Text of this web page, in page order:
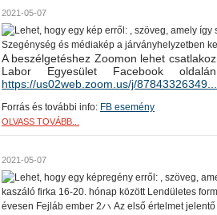
2021-05-07
A beszélgetéshez Zoomon lehet
Labor Egyesület Facebook
https://us02web.zoom.us/j/87843326349...
Forrás és további info: FB esemény
OLVASS TOVÁBB...
2021-05-07